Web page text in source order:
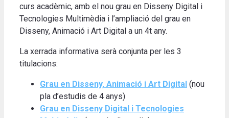
curs acadèmic, amb el nou grau en Disseny Digital i
Tecnologies Multimèdia i l’ampliació del grau en
Disseny, Animació i Art Digital a un 4t any.
La xerrada informativa serà conjunta per les 3
titulacions:
Grau en Disseny, Animació i Art Digital (nou
pla d’estudis de 4 anys)
Grau en Disseny Digital i Tecnologies